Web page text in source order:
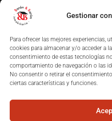
Gestionar
Para ofrecer las mejores experiencias,
cookies para almacenar y/o acceder a
consentimiento de estas tecnologías
comportamiento de navegación o las
No consentir o retirar el
ciertas características y funciones.
Av. Puente Carlos III
aguilar@baronybaron.com